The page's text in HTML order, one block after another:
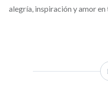
alegría, inspiración y amor en